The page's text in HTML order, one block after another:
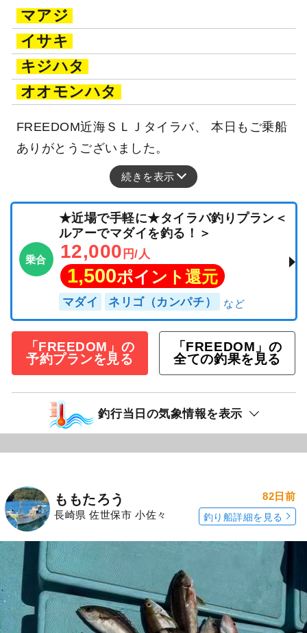
マアジ
イサキ
キジハタ
オオモンハタ
FREEDOM近海ＳＬＪタイラバ、 本日もご乗船
ありがとうございました。
続きを表示
乗合
★近場で手軽に★タイラバ釣りプラン＜
ルアーでマダイを釣る！＞
12,000 円/人
1,500ポイント還元
マダイ ネリゴ（カンパチ）
「FREEDOM」の
予約プランを見る
「FREEDOM」の
全ての釣果を見る
釣行当日の気象情報を表示
ももたろう
長崎県 佐世保市 小佐々
82日前
釣り船詳細を見る